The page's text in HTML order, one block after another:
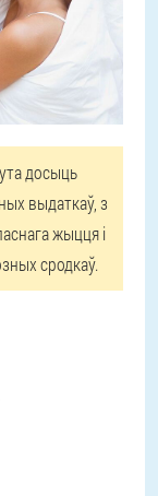
досыць
выдаткаў, з
жыцця і
сродкаў.